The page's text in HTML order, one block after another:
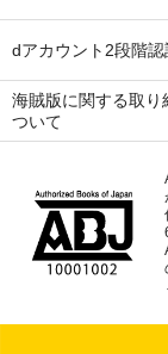
dアカウント2段階認
海賊版に関する取り
ついて